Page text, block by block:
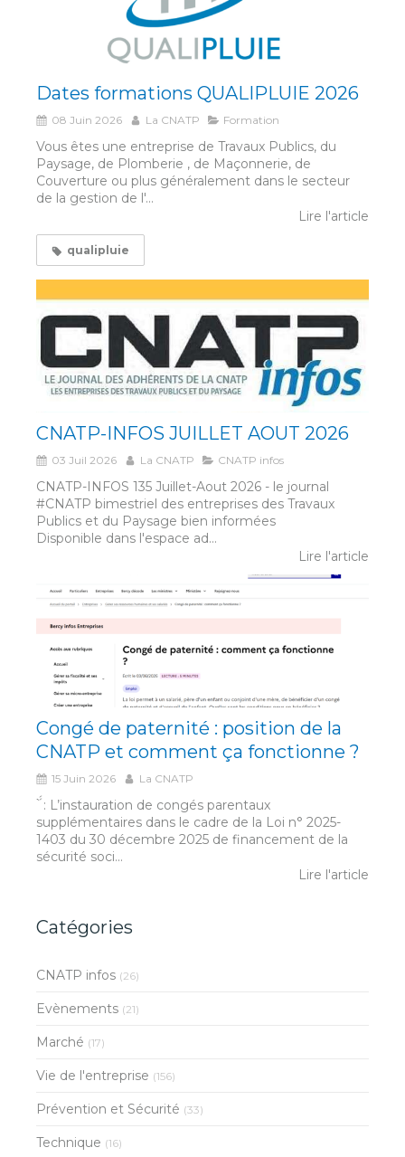
Dates formations QUALIPLUIE 2026
08 Juin 2026 La CNATP Formation
Vous êtes une entreprise de Travaux Publics, du
Paysage, de Plomberie , de Maçonnerie, de
Couverture ou plus généralement dans le secteur
de la gestion de l'...
Lire l'article
qualipluie
CNATP-INFOS JUILLET AOUT 2026
03 Juil 2026 La CNATP CNATP infos
CNATP-INFOS 135 Juillet-Aout 2026 - le journal
#CNATP bimestriel des entreprises des Travaux
Publics et du Paysage bien informées
Disponible dans l'espace ad...
Lire l'article
Congé de paternité : position de la
CNATP et comment ça fonctionne ?
15 Juin 2026 La CNATP
́́ ̀ : L’instauration de congés parentaux
supplémentaires dans le cadre de la Loi n° 2025-
1403 du 30 décembre 2025 de financement de la
sécurité soci...
Lire l'article
Catégories
CNATP infos (26)
Evènements (21)
Marché (17)
Vie de l'entreprise (156)
Prévention et Sécurité (33)
Technique (16)